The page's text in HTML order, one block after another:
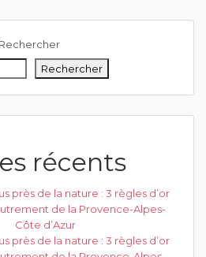
Rechercher
Rechercher
récents
près de la nature : 3 règles d’or
de la Provence-Alpes-
Côte d’Azur
près de la nature : 3 règles d’or